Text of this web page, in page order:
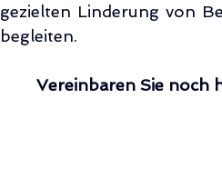
gezielten Linderung von
begleiten.
Vereinbaren Sie noch